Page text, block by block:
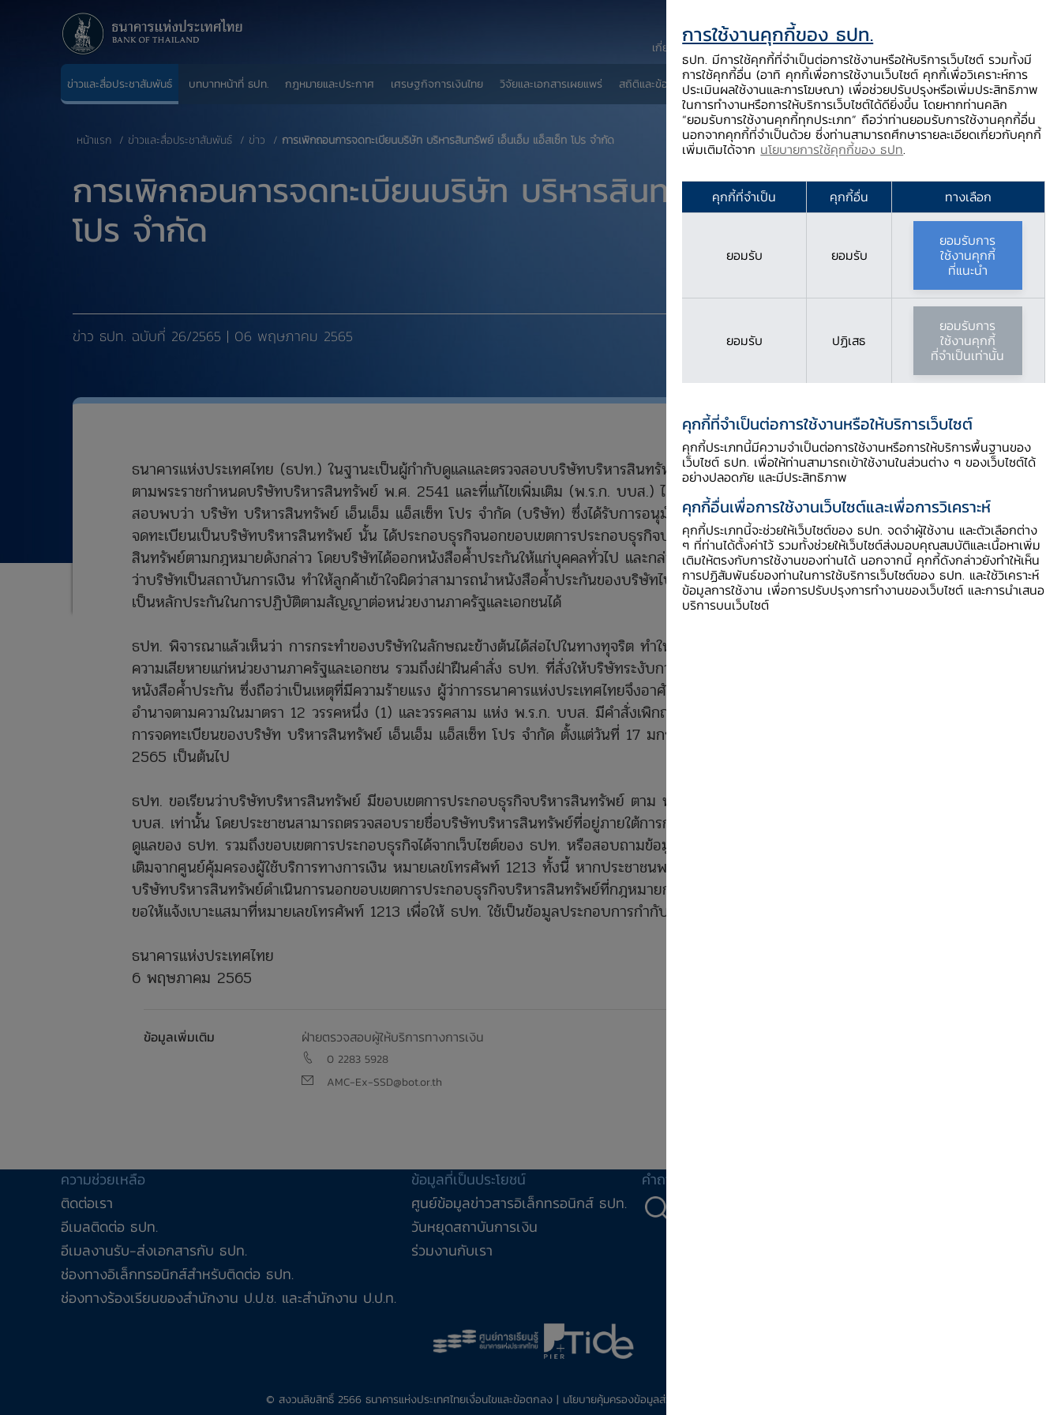
ข่าวและสื่อประชาสัมพันธ์ บทบาทหน้าที่ ธปท. กฎหมายและประกาศ เศรษฐกิจการเงินไทย วิจัยและเอกสารเผยแพร่ สถิติและข้อมูลเผยแพร่ บริการจาก ธปท. นวัตกรรมภาคการเงิน สตางค์ Story
เกี่ยวกับ ธปท. ติดต่อเรา ช่วยเหลือ / ร้องเรียน EN
หน้าแรก ข่าวและสื่อประชาสัมพันธ์ ข่าว การเพิกถอนการจดทะเบียนบริษัท บริหารสินทรัพย์ เอ็นเอ็ม แอ็สเซ็ท โปร จำกัด
การเพิกถอนการจดทะเบียนบริษัท บริหารสินทรัพย์ เอ็นเอ็ม แอ็สเซ็ท
โปร จำกัด
ข่าว ธปท. ​ฉบับที่ 26/2565 | 06 พฤษภาคม 2565
ธนาคารแห่งประเทศไทย (ธปท.) ในฐานะเป็นผู้กำกับดูแลและตรวจสอบบริษัทบริหารสินทรัพย์
ตามพระราชกำหนดบริษัทบริหารสินทรัพย์ พ.ศ. 2541 และที่แก้ไขเพิ่มเติม (พ.ร.ก. บบส.) ได้ตรวจ
สอบพบว่า บริษัท บริหารสินทรัพย์ เอ็นเอ็ม แอ็สเซ็ท โปร จำกัด (บริษัท) ซึ่งได้รับการอนุมัติให้
จดทะเบียนเป็นบริษัทบริหารสินทรัพย์ นั้น ได้ประกอบธุรกิจนอกขอบเขตการประกอบธุรกิจบริหาร
สินทรัพย์ตามกฎหมายดังกล่าว โดยบริษัทได้ออกหนังสือค้ำประกันให้แก่บุคคลทั่วไป และกล่าวอ้าง
ว่าบริษัทเป็นสถาบันการเงิน ทำให้ลูกค้าเข้าใจผิดว่าสามารถนำหนังสือค้ำประกันของบริษัทไปใช้
เป็นหลักประกันในการปฏิบัติตามสัญญาต่อหน่วยงานภาครัฐและเอกชนได้
ธปท. พิจารณาแล้วเห็นว่า การกระทำของบริษัทในลักษณะข้างต้นได้ส่อไปในทางทุจริต ทำให้เกิด
ความเสียหายแก่หน่วยงานภาครัฐและเอกชน รวมถึงฝ่าฝืนคำสั่ง ธปท. ที่สั่งให้บริษัทระงับการออก
หนังสือค้ำประกัน ซึ่งถือว่าเป็นเหตุที่มีความร้ายแรง ผู้ว่าการธนาคารแห่งประเทศไทยจึงอาศัย
อำนาจตามความในมาตรา 12 วรรคหนึ่ง (1) และวรรคสาม แห่ง พ.ร.ก. บบส. มีคำสั่งเพิกถอน
การจดทะเบียนของบริษัท บริหารสินทรัพย์ เอ็นเอ็ม แอ็สเซ็ท โปร จำกัด ตั้งแต่วันที่ 17 มกราคม
2565 เป็นต้นไป
ธปท. ขอเรียนว่าบริษัทบริหารสินทรัพย์ มีขอบเขตการประกอบธุรกิจบริหารสินทรัพย์ ตาม พ.ร.ก.
บบส. เท่านั้น โดยประชาชนสามารถตรวจสอบรายชื่อบริษัทบริหารสินทรัพย์ที่อยู่ภายใต้การกำกับ
ดูแลของ ธปท. รวมถึงขอบเขตการประกอบธุรกิจได้จากเว็บไซต์ของ ธปท. หรือสอบถามข้อมูลเพิ่ม
เติมจากศูนย์คุ้มครองผู้ใช้บริการทางการเงิน หมายเลขโทรศัพท์ 1213 ทั้งนี้ หากประชาชนพบว่ามี
บริษัทบริหารสินทรัพย์ดำเนินการนอกขอบเขตการประกอบธุรกิจบริหารสินทรัพย์ที่กฎหมายกำหนด
ขอให้แจ้งเบาะแสมาที่หมายเลขโทรศัพท์ 1213 เพื่อให้ ธปท. ใช้เป็นข้อมูลประกอบการกำกับดูแล
ธนาคารแห่งประเทศไทย
6 พฤษภาคม 2565
ข้อมูลเพิ่มเติม ฝ่ายตรวจสอบผู้ให้บริการทางการเงิน
0 2283 5928
AMC-Ex-SSD@bot.or.th
สารบัญประกอบ
รายละเอียดข่าว
ข้อมูลเพิ่มเติม
ความช่วยเหลือ
ติดต่อเรา
อีเมลติดต่อ ธปท.
อีเมลงานรับ-ส่งเอกสารกับ ธปท.
ช่องทางอิเล็กทรอนิกส์สำหรับติดต่อ ธปท.
ช่องทางร้องเรียนของสำนักงาน ป.ป.ช. และสำนักงาน ป.ป.ท.
ข้อมูลที่เป็นประโยชน์
ศูนย์ข้อมูลข่าวสารอิเล็กทรอนิกส์ ธปท.
วันหยุดสถาบันการเงิน
ร่วมงานกับเรา
คำถาม-คำตอบ
© สงวนลิขสิทธิ์ 2566 ธนาคารแห่งประเทศไทยเงื่อนไขและข้อตกลง | นโยบายคุ้มครองข้อมูลส่วนบุคคล
การใช้งานคุกกี้ของ ธปท.
ธปท. มีการใช้คุกกี้ที่จำเป็นต่อการใช้งานหรือให้บริการเว็บไซต์ รวมทั้งมี
การใช้คุกกี้อื่น (อาทิ คุกกี้เพื่อการใช้งานเว็บไซต์ คุกกี้เพื่อวิเคราะห์การ
ประเมินผลใช้งานและการโฆษณา) เพื่อช่วยปรับปรุงหรือเพิ่มประสิทธิภาพ
ในการทำงานหรือการให้บริการเว็บไซต์ได้ดียิ่งขึ้น โดยหากท่านคลิก
“ยอมรับการใช้งานคุกกี้ทุกประเภท” ถือว่าท่านยอมรับการใช้งานคุกกี้อื่น
นอกจากคุกกี้ที่จำเป็นด้วย ซึ่งท่านสามารถศึกษารายละเอียดเกี่ยวกับคุกกี้
เพิ่มเติมได้จาก นโยบายการใช้คุกกี้ของ ธปท.
คุกกี้ที่จำเป็น คุกกี้อื่น ทางเลือก
ยอมรับ ยอมรับ
ยอมรับการ
ใช้งานคุกกี้
ที่แนะนำ
ยอมรับ ปฏิเสธ
ยอมรับการ
ใช้งานคุกกี้
ที่จำเป็นเท่านั้น
คุกกี้ที่จำเป็นต่อการใช้งานหรือให้บริการเว็บไซต์
คุกกี้ประเภทนี้มีความจำเป็นต่อการใช้งานหรือการให้บริการพื้นฐานของ
เว็บไซต์ ธปท. เพื่อให้ท่านสามารถเข้าใช้งานในส่วนต่าง ๆ ของเว็บไซต์ได้
อย่างปลอดภัย และมีประสิทธิภาพ
คุกกี้อื่นเพื่อการใช้งานเว็บไซต์และเพื่อการวิเคราะห์
คุกกี้ประเภทนี้จะช่วยให้เว็บไซต์ของ ธปท. จดจำผู้ใช้งาน และตัวเลือกต่าง
ๆ ที่ท่านได้ตั้งค่าไว้ รวมทั้งช่วยให้เว็บไซต์ส่งมอบคุณสมบัติและเนื้อหาเพิ่ม
เติมให้ตรงกับการใช้งานของท่านได้ นอกจากนี้ คุกกี้ดังกล่าวยังทำให้เห็น
การปฏิสัมพันธ์ของท่านในการใช้บริการเว็บไซต์ของ ธปท. และใช้วิเคราะห์
ข้อมูลการใช้งาน เพื่อการปรับปรุงการทำงานของเว็บไซต์ และการนำเสนอ
บริการบนเว็บไซต์